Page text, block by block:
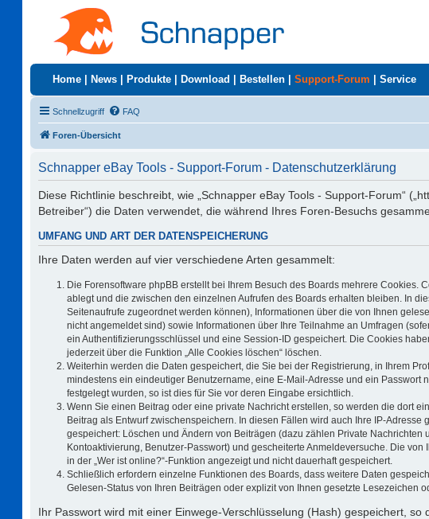
Home News Produkte Download Bestellen Support-Forum Service
Schnellzugriff FAQ
Foren-Übersicht
Schnapper eBay Tools - Support-Forum - Datenschutzerklärung
Diese Richtlinie beschreibt, wie „Schnapper eBay Tools - Support-Forum“
Betreiber“) die Daten verwendet, die während Ihres Foren-Besuchs
UMFANG UND ART DER DATENSPEICHERUNG
Ihre Daten werden auf vier verschiedene Arten gesammelt:
Die Forensoftware phpBB erstellt bei Ihrem Besuch des Boards mehrere Cookies.
ablegt und die zwischen den einzelnen Aufrufen des Boards erhalten bleiben. In
Seitenaufrufe zugeordnet werden können), Informationen über die von Ihnen
nicht angemeldet sind) sowie Informationen über Ihre Teilnahme an Umfragen
ein Authentifizierungsschlüssel und eine Session-ID gespeichert. Die Cookies
jederzeit über die Funktion „Alle Cookies löschen“ löschen.
Weiterhin werden die Daten gespeichert, die Sie bei der Registrierung, in Ihrem
mindestens ein eindeutiger Benutzername, eine E-Mail-Adresse und ein
festgelegt wurden, so ist dies für Sie vor deren Eingabe ersichtlich.
Wenn Sie einen Beitrag oder eine private Nachricht erstellen, so werden die dort
Beitrag als Entwurf zwischenspeichern. In diesen Fällen wird auch Ihre IP-
gespeichert: Löschen und Ändern von Beiträgen (dazu zählen Private
Kontoaktivierung, Benutzer-Passwort) und gescheiterte Anmeldeversuche. Die
in der „Wer ist online?“-Funktion angezeigt und nicht dauerhaft gespeichert.
Schließlich erfordern einzelne Funktionen des Boards, dass weitere Daten
Gelesen-Status von Ihren Beiträgen oder explizit von Ihnen gesetzte Lesezeichen
Ihr Passwort wird mit einer Einwege-Verschlüsselung (Hash) gespeichert,